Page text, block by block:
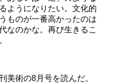
ようになりたい。文化的
ものが一番高かったのは
なのかな。再び生きるこ
美術の8月号を読んだ。